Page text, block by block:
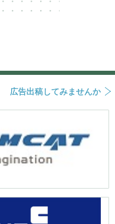
広告出稿してみませんか